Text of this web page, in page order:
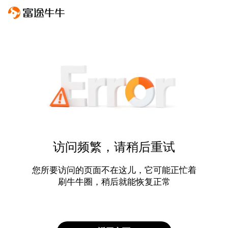
访问频繁，请稍后重试
您所要访问的页面不在这儿，它可能正忙着
刷牛牛圈，稍后就能恢复正常